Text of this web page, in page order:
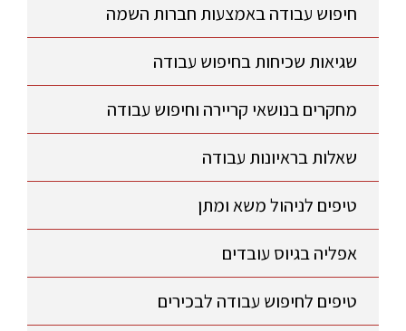
חיפוש עבודה באמצעות חברות השמה
שגיאות שכיחות בחיפוש עבודה
מחקרים בנושאי קריירה וחיפוש עבודה
שאלות בראיונות עבודה
טיפים לניהול משא ומתן
אפליה בגיוס עובדים
טיפים לחיפוש עבודה לבכירים